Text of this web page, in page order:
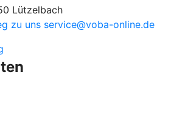
Lützelbach
zu uns service@voba-online.de